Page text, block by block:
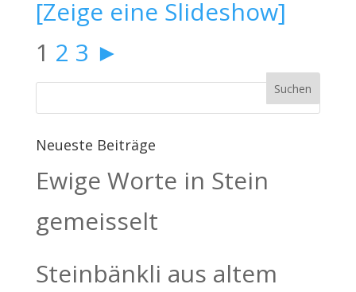
[Zeige eine Slideshow]
1 2 3 ►
Neueste Beiträge
Ewige Worte in Stein
gemeisselt
Steinbänkli aus altem